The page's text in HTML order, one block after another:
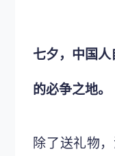
七夕，中国
的必争之地。
除了送礼物